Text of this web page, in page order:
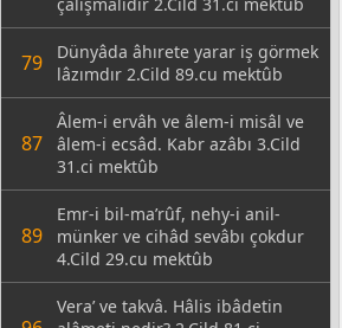
79
Dünyâda âhırete yarar iş görmek
lâzımdır 2.Cild 89.cu mektûb
87
Âlem-i ervâh ve âlem-i misâl ve
âlem-i ecsâd. Kabr azâbı 3.Cild
31.ci mektûb
89
Emr-i bil-ma’rûf, nehy-i anil-
münker ve cihâd sevâbı çokdur
4.Cild 29.cu mektûb
Vera’ ve takvâ. Hâlis ibâdetin